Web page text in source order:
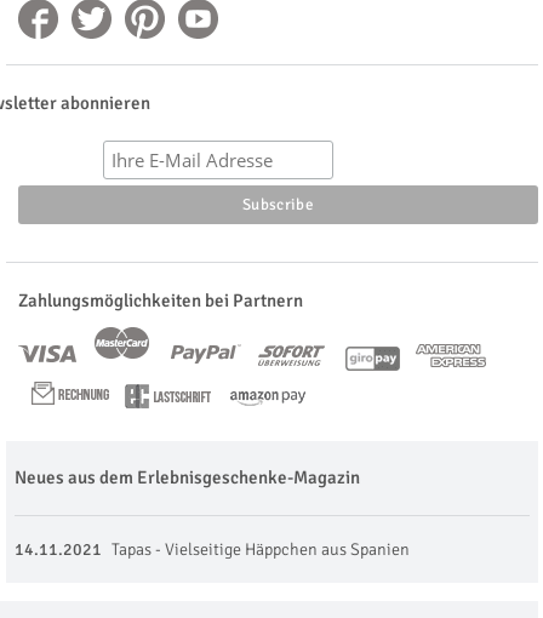
abonnieren
Zahlungsmöglichkeiten bei Partnern
Neues aus dem Erlebnisgeschenke-Magazin
14.11.2021 Tapas - Vielseitige Häppchen aus Spanien